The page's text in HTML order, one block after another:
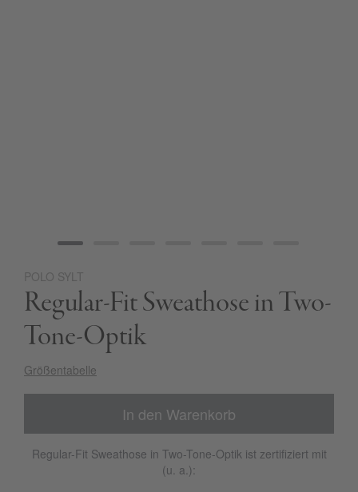
Zum
Anfang
der
Bildgalerie
springen
POLO SYLT
Regular-Fit Sweathose in Two-
Tone-Optik
Größentabelle
In den Warenkorb
Regular-Fit Sweathose in Two-Tone-Optik ist zertifiziert mit
(u. a.):